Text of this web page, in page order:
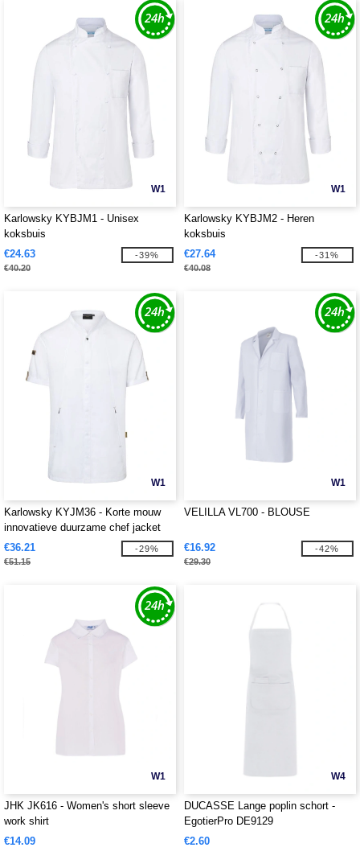
W1
Karlowsky KYBJM1 - Unisex
koksbuis
€24.63
€40.20
-39%
W1
Karlowsky KYBJM2 - Heren
koksbuis
€27.64
€40.08
-31%
W1
Karlowsky KYJM36 - Korte mouw
innovatieve duurzame chef jacket
€36.21
€51.15
-29%
W1
VELILLA VL700 - BLOUSE
€16.92
€29.30
-42%
W1
JHK JK616 - Women's short sleeve
work shirt
€14.09
W4
DUCASSE Lange poplin schort -
EgotierPro DE9129
€2.60